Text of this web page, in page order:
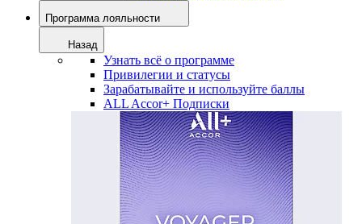
Программа лояльности
Назад
Узнать всё о программе
Привилегии и статусы
Зарабатывайте и используйте баллы
ALL Accor+ Подписки